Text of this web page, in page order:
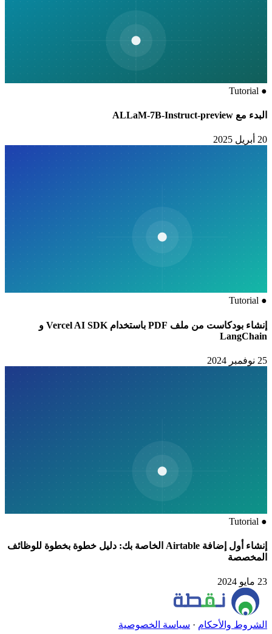
●
Tutorial
البدء مع ALLaM-7B-Instruct-preview
20 أبريل 2025
●
Tutorial
إنشاء بودكاست من ملف PDF باستخدام Vercel AI SDK و
LangChain
25 نوفمبر 2024
●
Tutorial
إنشاء أول إضافة Airtable الخاصة بك: دليل خطوة بخطوة للوظائف
المخصصة
23 مايو 2024
الشروط والأحكام· سياسة الخصوصية